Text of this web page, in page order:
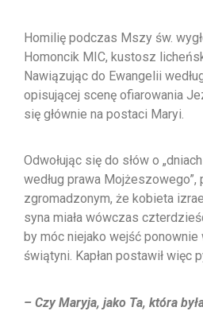
Homilię podczas Mszy św.
Homoncik MIC, kustosz
Nawiązując do Ewangelii
opisującej scenę ofiarowania
się głównie na postaci Maryi.
Odwołując się do słów o
według prawa Mojżeszowego”,
zgromadzonym, że kobieta
syna miała wówczas
by móc niejako wejść ponownie
świątyni. Kapłan postawił więc
– Czy Maryja, jako Ta, która